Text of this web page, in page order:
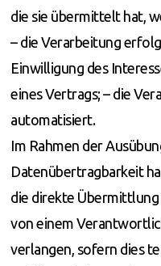
die sie übermittelt hat,
– die Verarbeitung
Einwilligung des
eines Vertrags; – die
automatisiert.
Im Rahmen der
Datenübertragbarkeit
die direkte
von einem
verlangen, sofern dies